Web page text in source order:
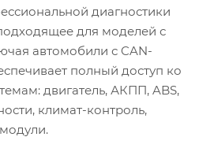
диагностики
для моделей с
автомобили с CAN-
полный доступ ко
двигатель, АКПП, ABS,
климат-контроль,